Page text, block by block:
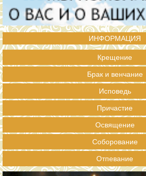
ИНФОРМАЦИЯ
Крещение
Брак и венчание
Исповедь
Причастие
Освящение
Соборование
Отпевание